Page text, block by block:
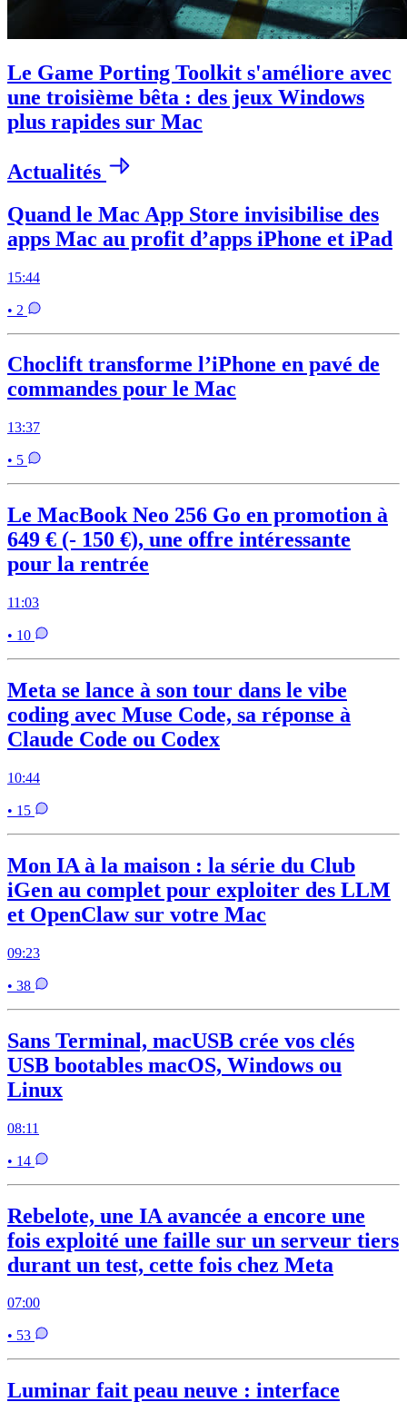
Le Game Porting Toolkit s'améliore avec
une troisième bêta : des jeux Windows
plus rapides sur Mac
Actualités
Quand le Mac App Store invisibilise des
apps Mac au profit d’apps iPhone et iPad
15:44
• 2
Choclift transforme l’iPhone en pavé de
commandes pour le Mac
13:37
• 5
Le MacBook Neo 256 Go en promotion à
649 € (- 150 €), une offre intéressante
pour la rentrée
11:03
• 10
Meta se lance à son tour dans le vibe
coding avec Muse Code, sa réponse à
Claude Code ou Codex
10:44
• 15
Mon IA à la maison : la série du Club
iGen au complet pour exploiter des LLM
et OpenClaw sur votre Mac
09:23
• 38
Sans Terminal, macUSB crée vos clés
USB bootables macOS, Windows ou
Linux
08:11
• 14
Rebelote, une IA avancée a encore une
fois exploité une faille sur un serveur tiers
durant un test, cette fois chez Meta
07:00
• 53
Luminar fait peau neuve : interface